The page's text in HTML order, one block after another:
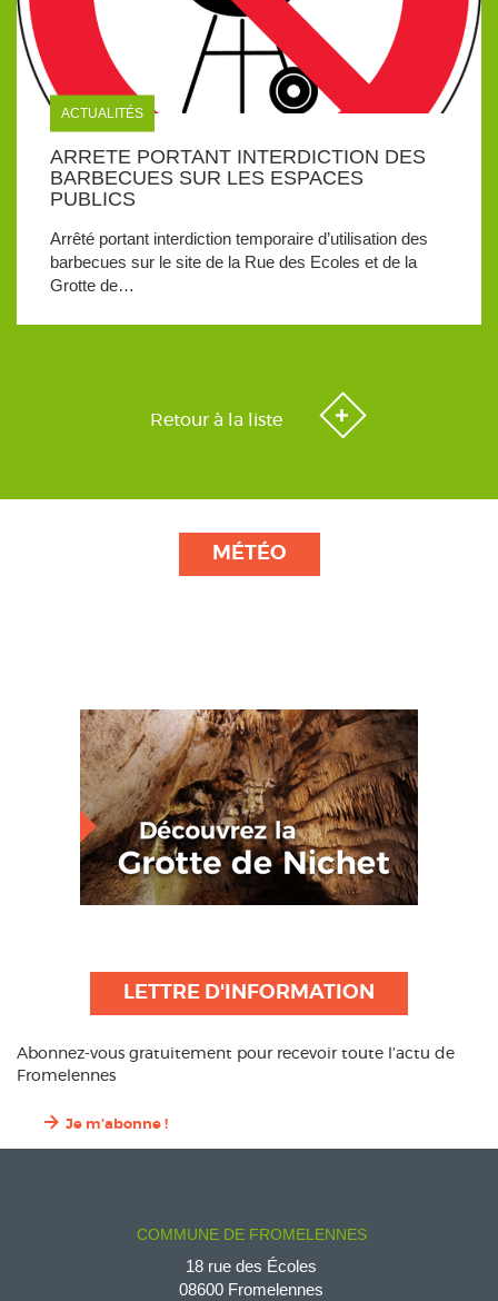
ACTUALITÉS
ARRETE PORTANT INTERDICTION DES
BARBECUES SUR LES ESPACES
PUBLICS
Arrêté portant interdiction temporaire d’utilisation des
barbecues sur le site de la Rue des Ecoles et de la
Grotte de…
Retour à la liste
MÉTÉO
LETTRE D'INFORMATION
Abonnez-vous gratuitement pour recevoir toute l’actu de
Fromelennes
Je m'abonne !
COMMUNE DE FROMELENNES
18 rue des Écoles
08600 Fromelennes